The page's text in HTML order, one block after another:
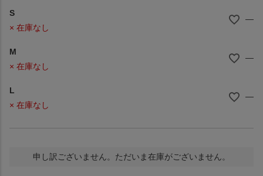
S
× 在庫なし
—
M
× 在庫なし
—
L
× 在庫なし
—
申し訳ございません。ただいま在庫がございません。